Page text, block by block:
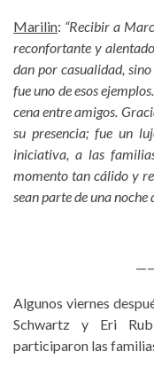
Marilin: “Recibir a
reconfortante y
dan por casualidad,
fue uno de esos
cena entre amigos.
su presencia; fue un
iniciativa, a las
momento tan cálido y
sean parte de una noche
Algunos viernes
Schwartz y Eri
participaron las